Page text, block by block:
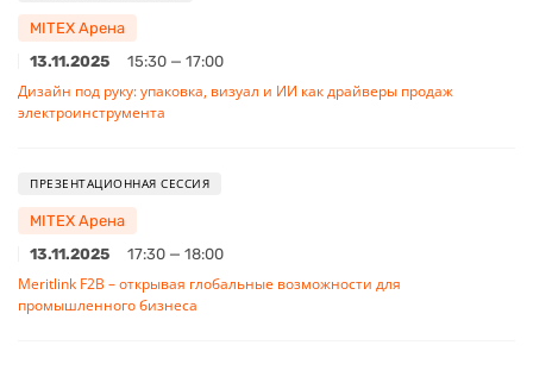
MITEX Арена
13.11.2025
15:30 — 17:00
Дизайн под руку: упаковка, визуал и ИИ как драйверы продаж
электроинструмента
ПРЕЗЕНТАЦИОННАЯ СЕССИЯ
MITEX Арена
13.11.2025
17:30 — 18:00
Meritlink F2B – открывая глобальные возможности для
промышленного бизнеса